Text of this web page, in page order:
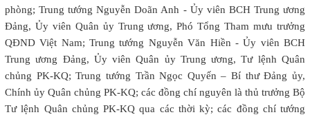
phòng; Trung tướng Nguyễn Doãn Anh - Ủy viên BCH Trung ương
Đảng, Ủy viên Quân ủy Trung ương, Phó Tổng Tham mưu trưởng
QĐND Việt Nam; Trung tướng Nguyễn Văn Hiền - Ủy viên BCH
Trung ương Đảng, Ủy viên Quân ủy Trung ương, Tư lệnh Quân
chủng PK-KQ; Trung tướng Trần Ngọc Quyến – Bí thư Đảng ủy,
Chính ủy Quân chủng PK-KQ; các đồng chí nguyên là thủ trưởng Bộ
Tư lệnh Quân chủng PK-KQ qua các thời kỳ; các đồng chí tướng